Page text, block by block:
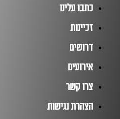
כתבו עלינו
זכיינות
דרושים
אירועים
צרו קשר
הצהרת נגישות